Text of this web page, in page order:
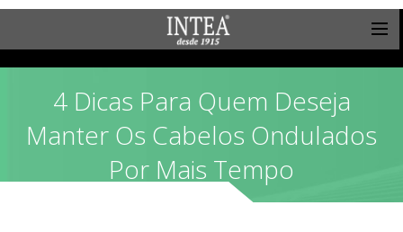
4 Dicas Para Quem Deseja
Manter Os Cabelos Ondulados
Por Mais Tempo